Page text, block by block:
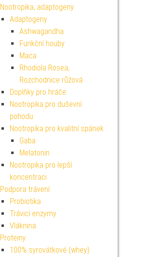
Nootropika, adaptogeny
Adaptogeny
Ashwagandha
Funkční houby
Maca
Rhodiola Rosea,
Rozchodnice růžová
Doplňky pro hráče
Nootropika pro duševní
pohodu
Nootropika pro kvalitní spánek
Gaba
Melatonin
Nootropika pro lepší
koncentraci
Podpora trávení
Probiotika
Trávicí enzymy
Vláknina
Proteiny
100% syrovátkové (whey)